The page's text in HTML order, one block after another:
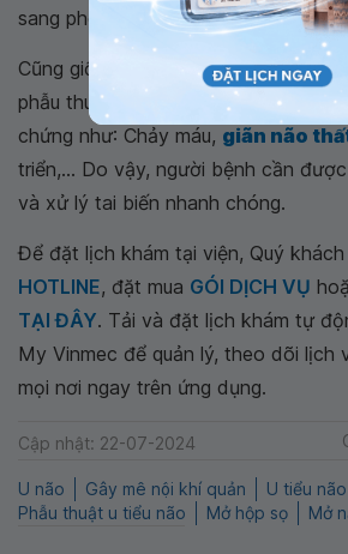
sang phòng hồi sức để theo dõi, rút
Cũng giống như các ca phẫu thuật
phẫu thuật u tiểu não cũng như gặp
chứng như: Chảy máu, giãn não
triển,... Do vậy, người bệnh cần
và xử lý tai biến nhanh chóng.
Để đặt lịch khám tại viện, Quý
HOTLINE, đặt mua GÓI DỊCH VỤ
TẠI ĐÂY. Tải và đặt lịch khám tự
My Vinmec để quản lý, theo dõi lịch
mọi nơi ngay trên ứng dụng.
Cập nhật: 22-07-2024
U não Gây mê nội khí quản
U tiểu não
Phẫu thuật u tiểu não
Mở hộp sọ Mở